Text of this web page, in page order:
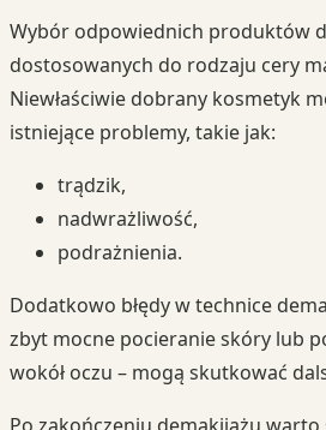
Wybór odpowiednich produktów
dostosowanych do rodzaju cery
Niewłaściwie dobrany kosmetyk
istniejące problemy, takie jak:
trądzik,
nadwrażliwość,
podrażnienia.
Dodatkowo błędy w technice
zbyt mocne pocieranie skóry lub
wokół oczu – mogą skutkować